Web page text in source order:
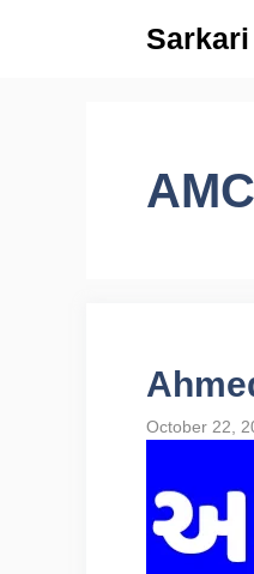
October 22,